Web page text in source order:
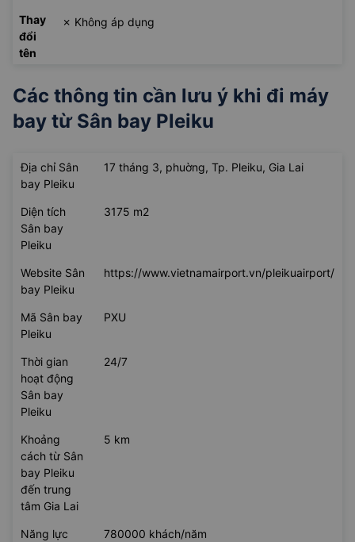
Thay
đổi
tên
✗ Không áp dụng
Các thông tin cần lưu ý khi đi máy
bay từ Sân bay Pleiku
Địa chỉ Sân
bay Pleiku
17 tháng 3, phuờng, Tp. Pleiku, Gia Lai
Diện tích
Sân bay
Pleiku
3175 m2
Website Sân
bay Pleiku
https://www.vietnamairport.vn/pleikuairport/
Mã Sân bay
Pleiku
PXU
Thời gian
hoạt động
Sân bay
Pleiku
24/7
Khoảng
cách từ Sân
bay Pleiku
đến trung
tâm Gia Lai
5 km
Năng lực
780000 khách/năm